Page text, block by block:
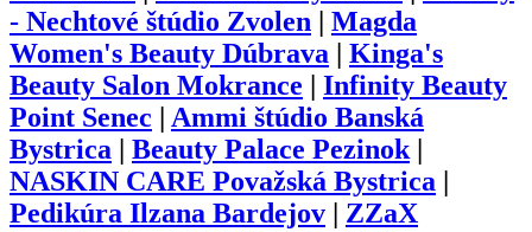
- Nechtové štúdio Zvolen
Magda
Women's Beauty Dúbrava
Kinga's
Beauty Salon Mokrance
Infinity Beauty
Point Senec
Ammi štúdio Banská
Bystrica
Beauty Palace Pezinok|
NASKIN CARE Považská Bystrica
Pedikúra Ilzana Bardejov
ZZaX